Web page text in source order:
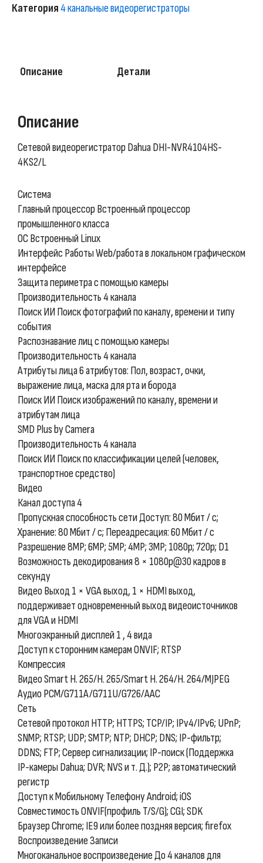
Категория4 канальные видеорегистраторы
Описание Детали
Описание
Сетевой видеорегистратор Dahua DHI-NVR4104HS-
4KS2/L
Система
Главный процессор Встроенный процессор
промышленного класса
ОС Встроенный Linux
Интерфейс Работы Web/работа в локальном графическом
интерфейсе
Защита периметра с помощью камеры
Производительность 4 канала
Поиск ИИ Поиск фотографий по каналу, времени и типу
события
Распознавание лиц с помощью камеры
Производительность 4 канала
Атрибуты лица 6 атрибутов: Пол, возраст, очки,
выражение лица, маска для рта и борода
Поиск ИИ Поиск изображений по каналу, времени и
атрибутам лица
SMD Plus by Camera
Производительность 4 канала
Поиск ИИ Поиск по классификации целей (человек,
транспортное средство)
Видео
Канал доступа 4
Пропускная способность сети Доступ: 80 Мбит / с;
Хранение: 80 Мбит / с; Переадресация: 60 Мбит / с
Разрешение 8MP; 6MP; 5MP; 4MP; 3MP; 1080p; 720p; D1
Возможность декодирования 8 × 1080p@30 кадров в
секунду
Видео Выход 1 × VGA выход, 1 × HDMI выход,
поддерживает одновременный выход видеоисточников
для VGA и HDMI
Многоэкранный дисплей 1 , 4 вида
Доступ к сторонним камерам ONVIF; RTSP
Компрессия
Видео Smart H. 265/H. 265/Smart H. 264/H. 264/MJPEG
Аудио PCM/G711A/G711U/G726/AAC
Сеть
Сетевой протокол HTTP; HTTPS; TCP/IP; IPv4/IPv6; UPnP;
SNMP; RTSP; UDP; SMTP; NTP; DHCP; DNS; IP-фильтр;
DDNS; FTP; Сервер сигнализации; IP-поиск (Поддержка
IP-камеры Dahua; DVR; NVS и т. Д.); P2P; автоматический
регистр
Доступ к Мобильному Телефону Android; iOS
Совместимость ONVIF(профиль T/S/G); CGI; SDK
Браузер Chrome; IE9 или более поздняя версия; firefox
Воспроизведение Записи
Многоканальное воспроизведение До 4 каналов для